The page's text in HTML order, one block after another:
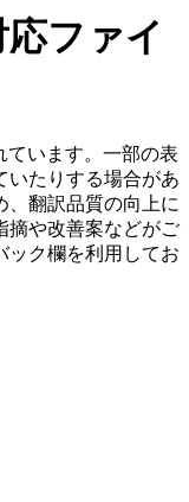
ファイ
ています。一部の表
いたりする場合があ
、翻訳品質の向上に
摘や改善案などがご
ック欄を利用してお